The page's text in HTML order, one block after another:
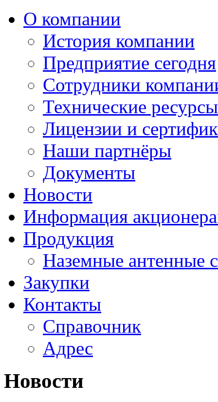
О компании
История компании
Предприятие сегодня
Сотрудники
Технические
Лицензии и
Наши партнёры
Документы
Новости
Информация
Продукция
Наземные антенные
Закупки
Контакты
Справочник
Адрес
Новости